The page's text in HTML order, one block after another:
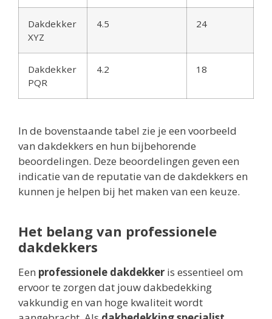
Dakdekker
XYZ
4.5 24
Dakdekker
PQR
4.2 18
In de bovenstaande tabel zie je een voorbeeld
van dakdekkers en hun bijbehorende
beoordelingen. Deze beoordelingen geven een
indicatie van de reputatie van de dakdekkers en
kunnen je helpen bij het maken van een keuze.
Het belang van professionele
dakdekkers
Een professionele dakdekker is essentieel om
ervoor te zorgen dat jouw dakbedekking
vakkundig en van hoge kwaliteit wordt